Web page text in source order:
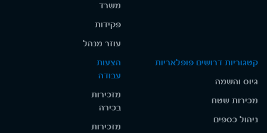
משרד
פקידות
עוזר מנהל
קטגוריות דרושים פופלאריות
גיוס והשמה
מכירות שטח
ניהול כספים
הצעות
עבודה
מזכירות
בכירה
מזכירות